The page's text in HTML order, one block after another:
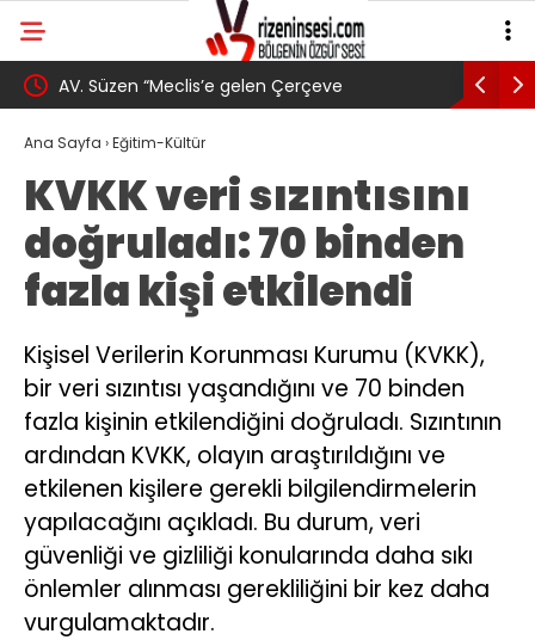
AV. Süzen “Meclis’e gelen Çerçeve
Yasa Türkiye’de yeni bir başlangıç için
umudumuzun fidesi olmuştur”
YENİ
Ana Sayfa ›Eğitim-Kültür
KVKK veri sızıntısını
doğruladı: 70 binden
fazla kişi etkilendi
Kişisel Verilerin Korunması Kurumu (KVKK),
bir veri sızıntısı yaşandığını ve 70 binden
fazla kişinin etkilendiğini doğruladı. Sızıntının
ardından KVKK, olayın araştırıldığını ve
etkilenen kişilere gerekli bilgilendirmelerin
yapılacağını açıkladı. Bu durum, veri
güvenliği ve gizliliği konularında daha sıkı
önlemler alınması gerekliliğini bir kez daha
vurgulamaktadır.